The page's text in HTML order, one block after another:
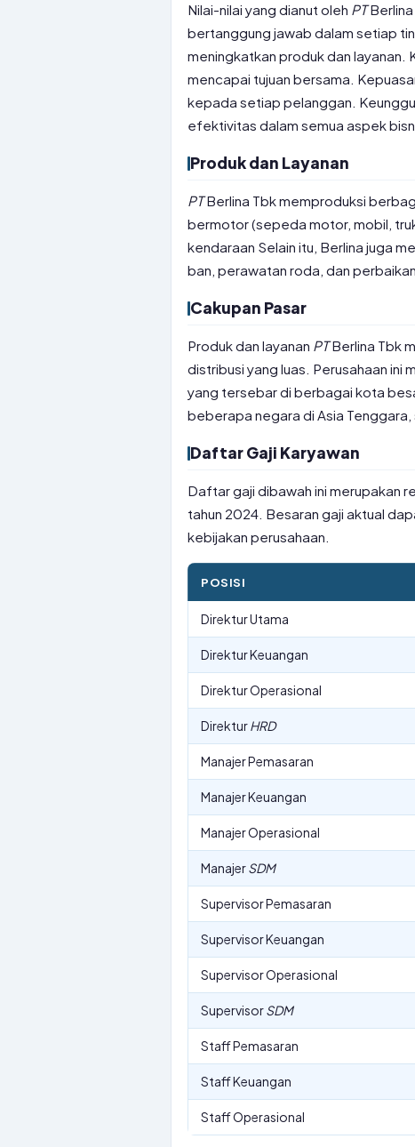
Nilai-nilai yang dianut oleh PTBerlina
bertanggung jawab dalam setiap
meningkatkan produk dan layanan.
mencapai tujuan bersama.
kepada setiap pelanggan.
efektivitas dalam semua aspek
Produk dan Layanan
PTBerlina Tbk memproduksi
bermotor (sepeda motor, mobil,
kendaraan Selain itu, Berlina juga
ban, perawatan roda, dan
Cakupan Pasar
Produk dan layanan PTBerlina Tbk
distribusi yang luas. Perusahaan ini
yang tersebar di berbagai kota
beberapa negara di Asia Tenggara,
Daftar Gaji Karyawan
Daftar gaji dibawah ini merupakan
tahun 2024. Besaran gaji aktual
kebijakan perusahaan.
POSISI
Direktur Utama
Direktur Keuangan
Direktur Operasional
DirekturHRD
Manajer Pemasaran
Manajer Keuangan
Manajer Operasional
ManajerSDM
Supervisor Pemasaran
Supervisor Keuangan
Supervisor Operasional
SupervisorSDM
Staff Pemasaran
Staff Keuangan
Staff Operasional